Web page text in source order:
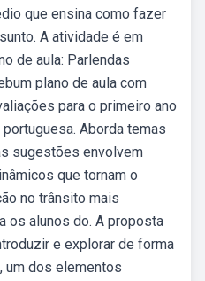
que ensina como fazer
A atividade é em
de aula: Parlendas
plano de aula com
para o primeiro ano
Aborda temas
sugestões envolvem
que tornam o
no trânsito mais
os alunos do. A proposta
e explorar de forma
um dos elementos